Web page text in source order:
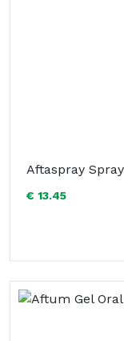
Aftaspray
€ 13.45